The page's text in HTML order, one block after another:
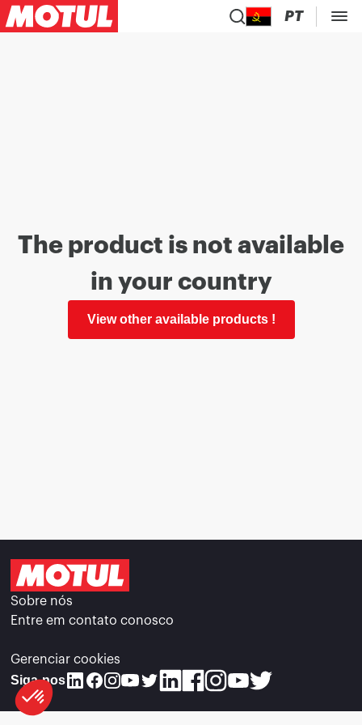
PT
The product is not available
in your country
View other available products !
Sobre nós
Entre em contato conosco
Gerenciar cookies
Siga-nos